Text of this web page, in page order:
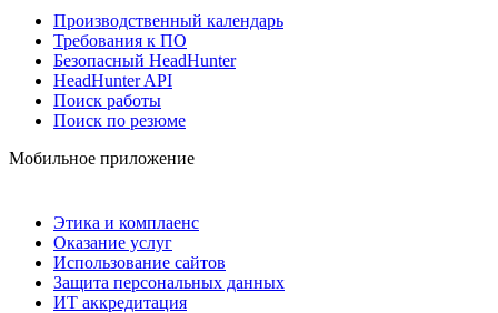
Производственный календарь
Требования к ПО
Безопасный HeadHunter
HeadHunter API
Поиск работы
Поиск по резюме
Мобильное приложение
Этика и комплаенс
Оказание услуг
Использование сайтов
Защита персональных данных
ИТ аккредитация